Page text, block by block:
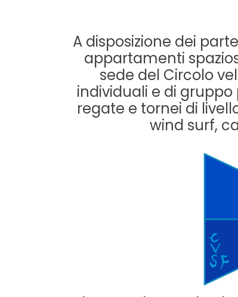
A disposizione dei
appartamenti
sede del Circolo
individuali e di
regate e tornei di
wind surf,